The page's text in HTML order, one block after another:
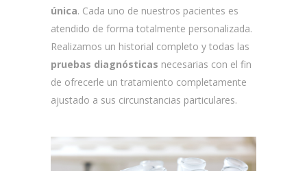
única. Cada uno de nuestros pacientes es
atendido de forma totalmente personalizada.
Realizamos un historial completo y todas las
pruebas diagnósticas necesarias con el fin
de ofrecerle un tratamiento completamente
ajustado a sus circunstancias particulares.